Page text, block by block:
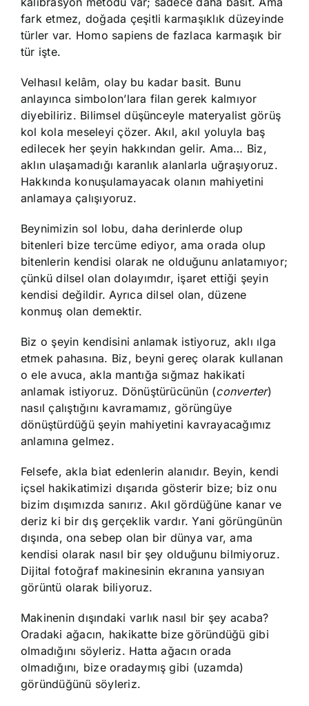
fark etmez, doğada çeşitli karmaşıklık düzeyinde
türler var. Homo sapiens de fazlaca karmaşık bir
tür işte.
Velhasıl kelâm, olay bu kadar basit. Bunu
anlayınca simbolon’lara filan gerek kalmıyor
diyebiliriz. Bilimsel düşünceyle materyalist görüş
kol kola meseleyi çözer. Akıl, akıl yoluyla baş
edilecek her şeyin hakkından gelir. Ama… Biz,
aklın ulaşamadığı karanlık alanlarla uğraşıyoruz.
Hakkında konuşulamayacak olanın mahiyetini
anlamaya çalışıyoruz.
Beynimizin sol lobu, daha derinlerde olup
bitenleri bize tercüme ediyor, ama orada olup
bitenlerin kendisi olarak ne olduğunu anlatamıyor;
çünkü dilsel olan dolayımdır, işaret ettiği şeyin
kendisi değildir. Ayrıca dilsel olan, düzene
konmuş olan demektir.
Biz o şeyin kendisini anlamak istiyoruz, aklı ılga
etmek pahasına. Biz, beyni gereç olarak kullanan
o ele avuca, akla mantığa sığmaz hakikati
anlamak istiyoruz. Dönüştürücünün (converter)
nasıl çalıştığını kavramamız, görüngüye
dönüştürdüğü şeyin mahiyetini kavrayacağımız
anlamına gelmez.
Felsefe, akla biat edenlerin alanıdır. Beyin, kendi
içsel hakikatimizi dışarıda gösterir bize; biz onu
bizim dışımızda sanırız. Akıl gördüğüne kanar ve
deriz ki bir dış gerçeklik vardır. Yani görüngünün
dışında, ona sebep olan bir dünya var, ama
kendisi olarak nasıl bir şey olduğunu bilmiyoruz.
Dijital fotoğraf makinesinin ekranına yansıyan
görüntü olarak biliyoruz.
Makinenin dışındaki varlık nasıl bir şey acaba?
Oradaki ağacın, hakikatte bize göründüğü gibi
olmadığını söyleriz. Hatta ağacın orada
olmadığını, bize oradaymış gibi (uzamda)
göründüğünü söyleriz.